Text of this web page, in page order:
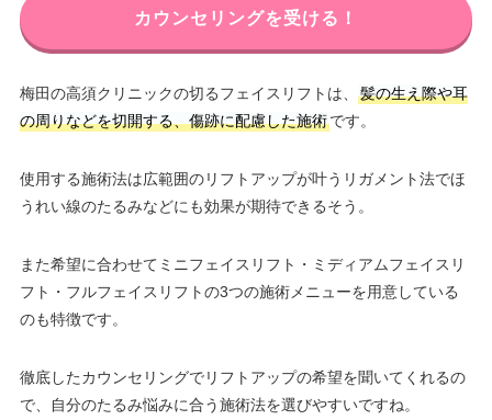
カウンセリングを受ける！
梅田の高須クリニックの切るフェイスリフトは、
髪の生え際や耳
の周りなどを切開する、傷跡に配慮した施術です。
使用する施術法は広範囲のリフトアップが叶うリガメント法でほ
うれい線のたるみなどにも効果が期待できるそう。
また希望に合わせてミニフェイスリフト・ミディアムフェイスリ
フト・フルフェイスリフトの3つの施術メニューを用意している
のも特徴です。
徹底したカウンセリングでリフトアップの希望を聞いてくれるの
で、自分のたるみ悩みに合う施術法を選びやすいですね。